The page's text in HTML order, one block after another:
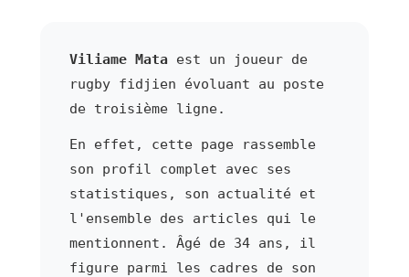
Viliame Mata est un joueur de
rugby fidjien évoluant au poste
de troisième ligne.
En effet, cette page rassemble
son profil complet avec ses
statistiques, son actualité et
l'ensemble des articles qui le
mentionnent. Âgé de 34 ans, il
figure parmi les cadres de son